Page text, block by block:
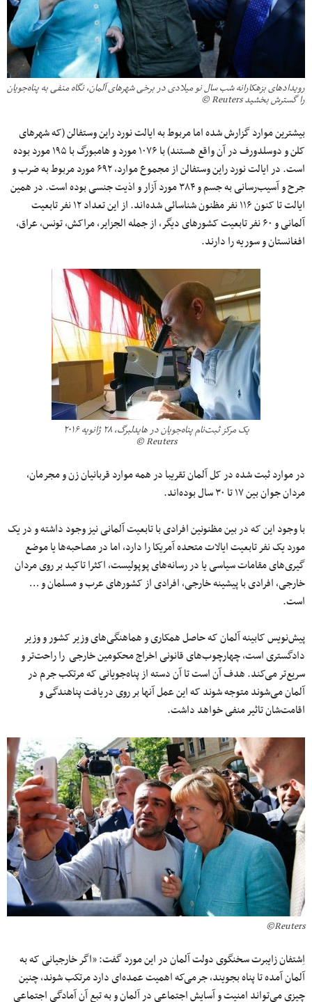
رویدادهای بزهکارانه شب سال نو میلادی در برخی شهرهای آلمان، نگاه منفی به پناه‌جویان
را گسترش بخشید Reuters ©
بیشترین موارد گزارش شده اما مربوط به ایالت نورد راین وستفالن (که شهرهای
کلن و دوسلدورف در آن واقع هستند) با ۱۰۷۶ مورد و ‌هامبورگ با ۱۹۵ مورد بوده
است. در ایالت نورد راین وستفالن از مجموع موارد، ۶۹۲ مورد مربوط به ضرب و
جرح و آسیب‌رسانی به جسم و ۳۸۴ مورد آزار و اذیت جنسی بوده است. در همین
ایالت تا کنون ۱۱۶ نفر مظنون شناسائی شده‌اند. از این تعداد ۱۲ نفر تابعیت
آلمانی و ۶۰ نفر تابعیت کشورهای دیگر، از جمله الجزایر، مراکش، تونس، عراق،
افغانستان و سوریه را دارند.
یک مرکز ثبت‌نام پناه‌جویان در هایدلبرگ، ۲۸ ژانویه ۲۰۱۶
Reuters ©
در موارد ثبت شده در کل آلمان تقریبا در همه موارد قربانیان زن و مجرمان،
مردان جوان بین ۱۷ تا ۳۰ سال بوده‌اند.
با وجود این که در بین مظنونین افرادی با تابعیت آلمانی نیز وجود داشته و در یک
مورد یک نفر تابعیت ایالات متحده آمریکا را دارد، اما در مصاحبه‌ها یا موضع
گیری‌های مقامات سیاسی یا در رسانه‌های پوپولیست، اکثرا تاکید بر روی مردان
خارجی، افرادی با پیشینه خارجی، افرادی از کشورهای عرب و مسلمان و …
است.
پیش‌نویس کابینه آلمان که حاصل همکاری و هماهنگی‌های وزیر کشور و وزیر
دادگستری است، چهارچوب‌های قانونی اخراج محکومین خارجی را راحت‌تر و
سریع‌تر می‌کند. هدف آن است تا آن دسته از پناه‌جویانی که مرتکب جرم در
آلمان می‌شوند متوجه شوند که این عمل آنها بر روی دریافت پناهندگی و
اقامت‌شان تاثیر منفی خواهد داشت.
Reuters©
اِشتفان زایبرت سخنگوی دولت آلمان در این مورد گفت: «اگر خارجیانی که به
آلمان آمده تا پناه بجویند، جرمی‌که اهمیت عمده‌ای دارد مرتکب شوند، چنین
چیزی می‌تواند امنیت و آسایش اجتماعی در آلمان و به تبع آن آمادگی اجتماعی